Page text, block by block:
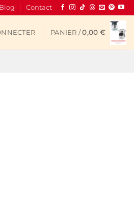
Blog Contact
PANIER /0,00 €